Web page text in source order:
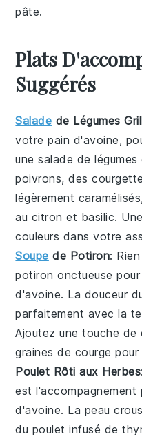
pâte.
Plats
Suggérés
Salade de Légumes
votrepain d'avoine,
unesalade de légumes
poivrons, des
légèrement
au citron et basilic.
couleurs dans votre
Soupe de Potiron:
potiron onctueuse
d'avoine. La douceur
parfaitement avec la
Ajoutez une touche de
graines de courge
Poulet Rôti aux Herbes
est
d'avoine. La peau
du poulet infusé de